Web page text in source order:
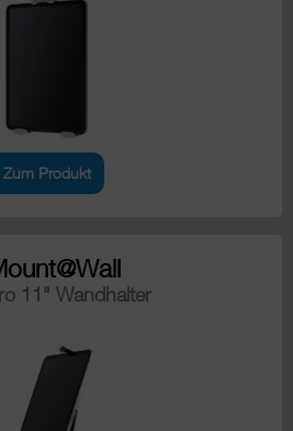
Zum Produkt
11" Wandhalter